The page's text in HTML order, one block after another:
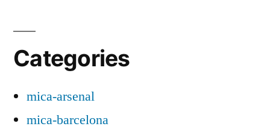
Categories
mica-arsenal
mica-barcelona